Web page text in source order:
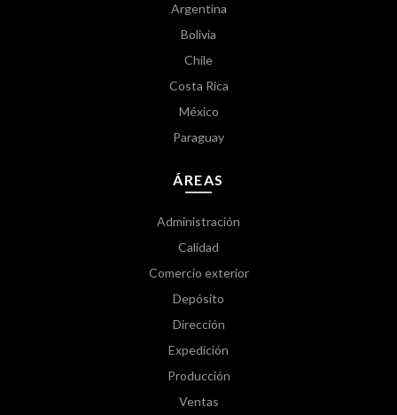
Argentina
Bolivia
Chile
Costa Rica
México
Paraguay
ÁREAS
Administración
Calidad
Comercio exterior
Depósito
Dirección
Expedición
Producción
Ventas